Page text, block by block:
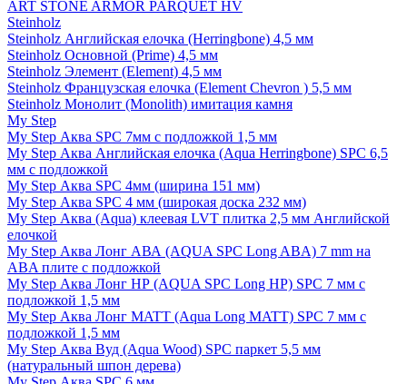
ART STONE ARMOR PARQUET HV
Steinholz
Steinholz Английская елочка (Herringbone) 4,5 мм
Steinholz Основной (Prime) 4,5 мм
Steinholz Элемент (Element) 4,5 мм
Steinholz Французская елочка (Element Chevron ) 5,5 мм
Steinholz Монолит (Monolith) имитация камня
My Step
My Step Аква SPC 7мм c подложкой 1,5 мм
My Step Аква Английская елочка (Aqua Herringbone) SPC 6,5
мм с подложкой
My Step Аква SPC 4мм (ширина 151 мм)
My Step Аква SPC 4 мм (широкая доска 232 мм)
My Step Аква (Aqua) клеевая LVT плитка 2,5 мм Английской
елочкой
My Step Аква Лонг АВА (AQUA SPC Long ABA) 7 mm на
ABA плите с подложкой
My Step Аква Лонг НР (AQUA SPC Long HP) SPC 7 мм с
подложкой 1,5 мм
My Step Аква Лонг MATT (Aqua Long MATT) SPC 7 мм с
подложкой 1,5 мм
My Step Аква Вуд (Aqua Wood) SPC паркет 5,5 мм
(натуральный шпон дерева)